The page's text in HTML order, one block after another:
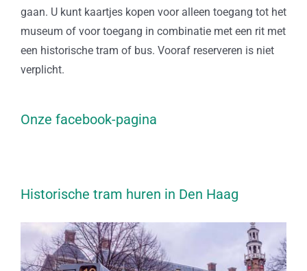
gaan. U kunt kaartjes kopen voor alleen toegang tot het
museum of voor toegang in combinatie met een rit met
een historische tram of bus. Vooraf reserveren is niet
verplicht.
Onze facebook-pagina
Historische tram huren in Den Haag